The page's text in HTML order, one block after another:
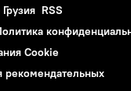
RSS
Cookie
рекомендательных